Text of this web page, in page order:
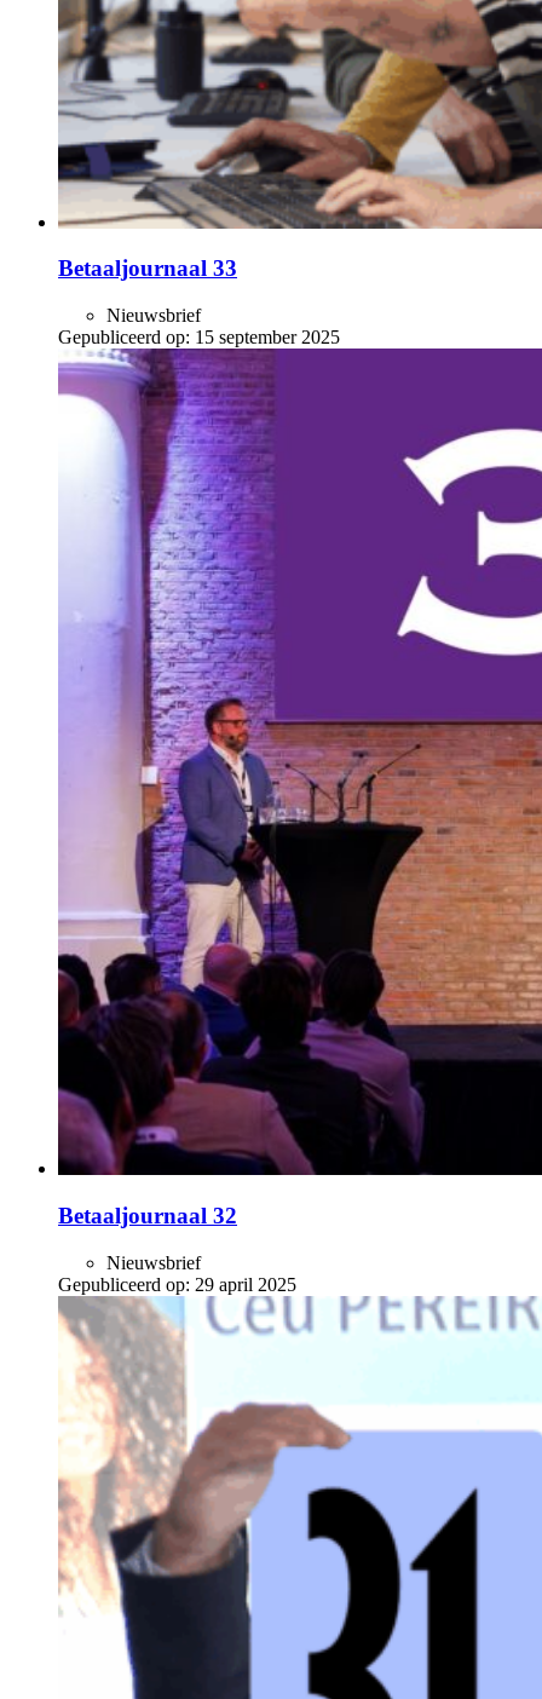
Betaaljournaal 33
Nieuwsbrief
Gepubliceerd op: 15 september 2025
Betaaljournaal 32
Nieuwsbrief
Gepubliceerd op: 29 april 2025